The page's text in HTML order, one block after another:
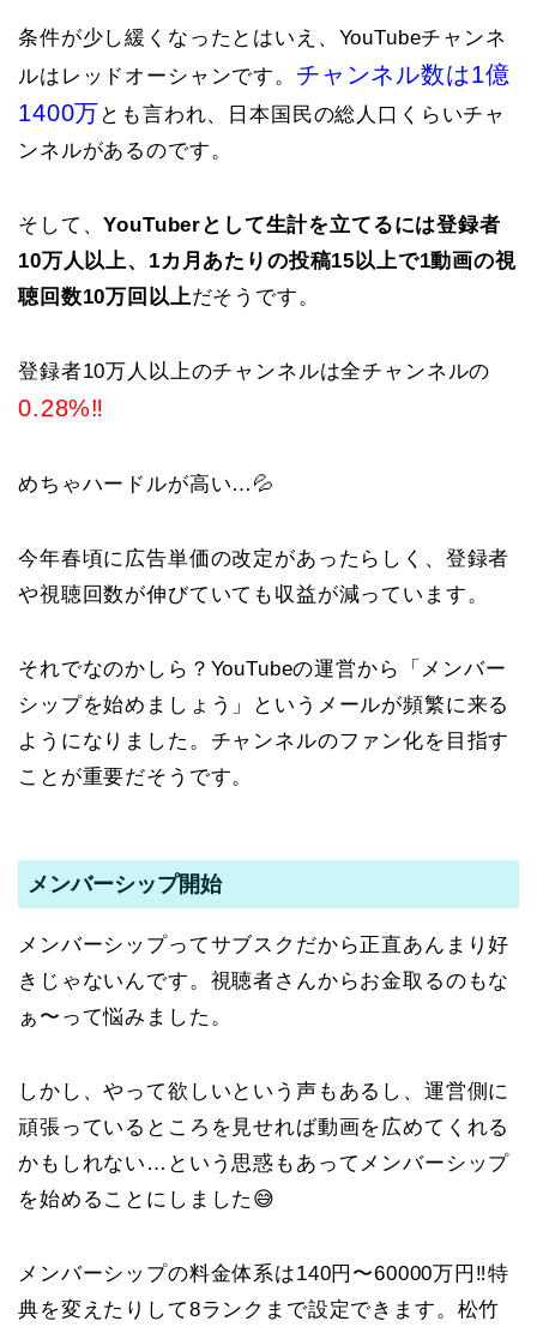
条件が少し緩くなったとはいえ、YouTubeチャンネ
ルはレッドオーシャンです。 チャンネル数は1億
1400万 とも言われ、日本国民の総人口くらいチャ
ンネルがあるのです。
そして、YouTuberとして生計を立てるには登録者
10万人以上、1カ月あたりの投稿15以上で1動画の視
聴回数10万回以上だそうです。
登録者10万人以上のチャンネルは全チャンネルの
0.28%‼️
めちゃハードルが高い…💦
今年春頃に広告単価の改定があったらしく、登録者
や視聴回数が伸びていても収益が減っています。
それでなのかしら？YouTubeの運営から「メンバー
シップを始めましょう」というメールが頻繁に来る
ようになりました。チャンネルのファン化を目指す
ことが重要だそうです。
メンバーシップ開始
メンバーシップってサブスクだから正直あんまり好
きじゃないんです。視聴者さんからお金取るのもな
ぁ〜って悩みました。
しかし、やって欲しいという声もあるし、運営側に
頑張っているところを見せれば動画を広めてくれる
かもしれない…という思惑もあってメンバーシップ
を始めることにしました😅
メンバーシップの料金体系は140円〜60000万円‼️特
典を変えたりして8ランクまで設定できます。松竹